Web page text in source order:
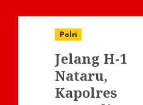
Polri
Jelang H-1
Nataru,
Kapolres